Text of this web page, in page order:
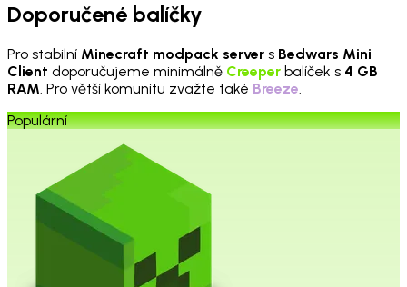
Doporučené balíčky
Pro stabilní Minecraft modpack server s Bedwars Mini
Client doporučujeme minimálně Creeper balíček s 4 GB
RAM. Pro větší komunitu zvažte také Breeze.
Populární